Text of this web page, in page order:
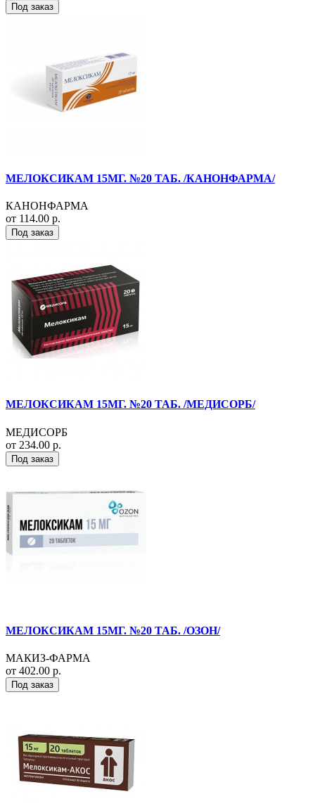
Под заказ
МЕЛОКСИКАМ 15МГ. №20 ТАБ. /КАНОНФАРМА/
КАНОНФАРМА
от 114.00 р.
Под заказ
МЕЛОКСИКАМ 15МГ. №20 ТАБ. /МЕДИСОРБ/
МЕДИСОРБ
от 234.00 р.
Под заказ
МЕЛОКСИКАМ 15МГ. №20 ТАБ. /ОЗОН/
МАКИЗ-ФАРМА
от 402.00 р.
Под заказ